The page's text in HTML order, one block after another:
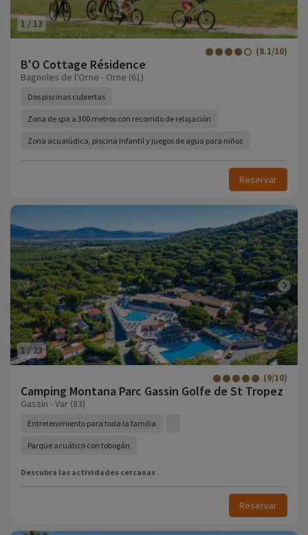
1/13
B'O Cottage Résidence
(8.1/10)
Bagnoles de l'Orne - Orne (61)
Dos piscinas cubiertas
Zona de spa a 300 metros con recorrido de relajación
Zona acualúdica, piscina infantil y juegos de agua para niños
Reservar
1 /23
Camping Montana Parc Gassin Golfe de St Tropez
(9/10)
Gassin - Var (83)
Entretenimiento para toda la familia
Parque acuático con tobogán
Descubra las actividades cercanas
Reservar